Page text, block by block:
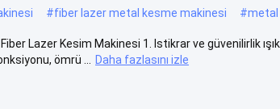
#fiber lazer metal kesme makinesi #metal
Lazer Kesim Makinesi 1. Istikrar ve güvenilirlik
ömrü ...
Daha fazlasını izle